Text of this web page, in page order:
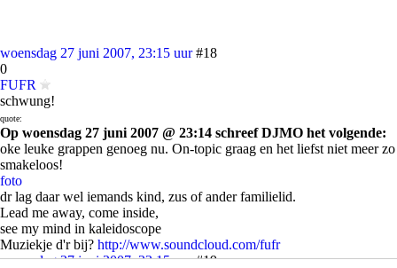
woensdag 27 juni 2007, 23:15 uur #18
0
FUFR
schwung!
quote:
Op woensdag 27 juni 2007 @ 23:14 schreef DJMO het volgende:
oke leuke grappen genoeg nu. On-topic graag en het liefst niet meer zo
smakeloos!
foto
dr lag daar wel iemands kind, zus of ander familielid.
Lead me away, come inside,
see my mind in kaleidoscope
Muziekje d'r bij? http://www.soundcloud.com/fufr
woensdag 27 juni 2007, 23:15 uur #19